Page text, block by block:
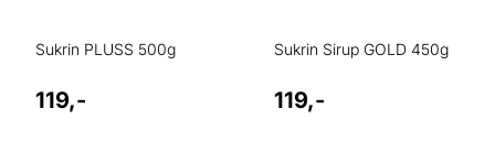
Sukrin PLUSS 500g
119,-
Sukrin Sirup GOLD 450g
119,-